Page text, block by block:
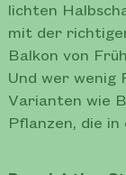
lichten
mit der
Balkon von
Und wer wenig
Varianten wie
Pflanzen, die in